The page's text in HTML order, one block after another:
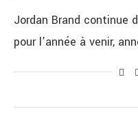
Jordan Brand continue
pour l’année à venir,